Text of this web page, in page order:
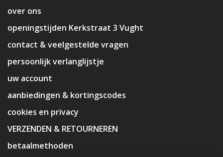
over ons
openingstijden Kerkstraat 3 Vught
contact & veelgestelde vragen
persoonlijk verlanglijstje
uw account
aanbiedingen & kortingscodes
cookies en privacy
VERZENDEN & RETOURNEREN
betaalmethoden